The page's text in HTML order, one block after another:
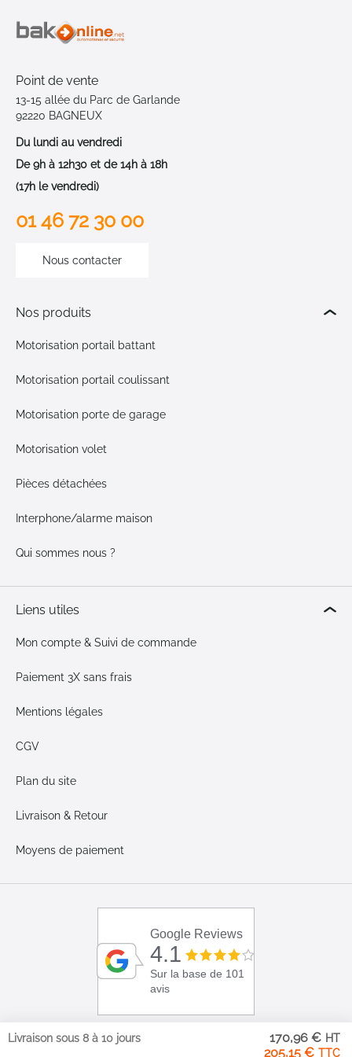
205,15 €
170,96 €
Livraison sous 8 à 10 jours
Point de vente
13-15 allée du Parc de Garlande
92220 BAGNEUX
Du lundi au vendredi
De 9h à 12h30 et de 14h à 18h
(17h le vendredi)
01 46 72 30 00
Nous contacter
Nos produits
Motorisation portail battant
Motorisation portail coulissant
Motorisation porte de garage
Motorisation volet
Pièces détachées
Interphone/alarme maison
Qui sommes nous ?
Liens utiles
Mon compte & Suivi de commande
Paiement 3X sans frais
Mentions légales
CGV
Plan du site
Livraison & Retour
Moyens de paiement
Google Reviews
4.1
Sur la base de 101
avis